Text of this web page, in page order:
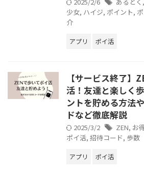
少女, ハイジ, ポイント,
介
アプリ ポイ活
【サービス終了】
活！友達と楽しく
ントを貯める方法
ドなど徹底解説
2025/3/2 ZEN, お
ポイ活, 招待コード, 歩数
アプリ ポイ活